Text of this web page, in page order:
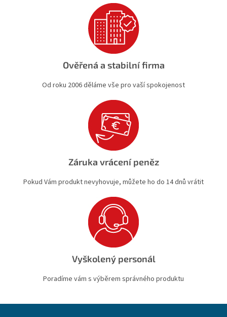
Ověřená a stabilní firma
Od roku 2006 děláme vše pro vaší spokojenost
Záruka vrácení peněz
Pokud Vám produkt nevyhovuje, můžete ho do 14 dnů vrátit
Vyškolený personál
Poradíme vám s výběrem správného produktu